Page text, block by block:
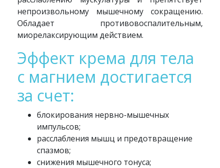
непроизвольному мышечному сокращению.
Обладает противовоспалительным,
миорелаксирующим действием.
Эффект крема для тела
с магнием достигается
за счет:
блокирования нервно-мышечных
импульсов;
расслабления мышц и предотвращение
спазмов;
снижения мышечного тонуса;